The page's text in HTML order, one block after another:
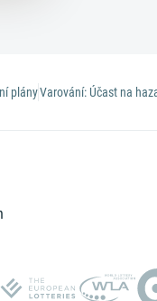
plányVarování: Účast na